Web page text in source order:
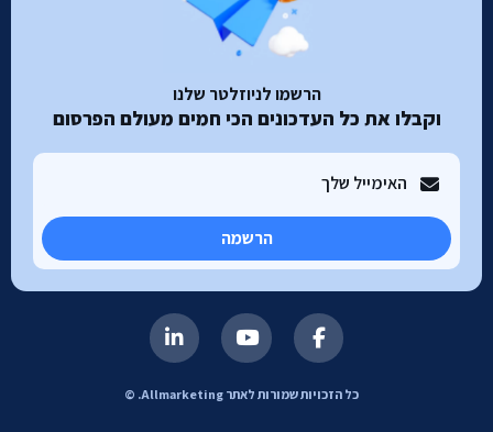
הרשמו לניוזלטר שלנו
וקבלו את כל העדכונים הכי חמים מעולם הפרסום
הרשמה
כל הזכויות שמורות לאתר Allmarketing. ©